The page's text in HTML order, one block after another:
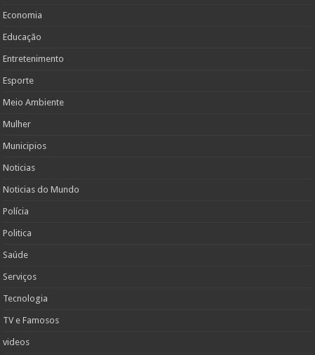
Economia
Educação
Entretenimento
Esporte
Meio Ambiente
Mulher
Municipios
Noticias
Noticias do Mundo
Polícia
Politica
Saúde
Serviços
Tecnologia
TV e Famosos
videos